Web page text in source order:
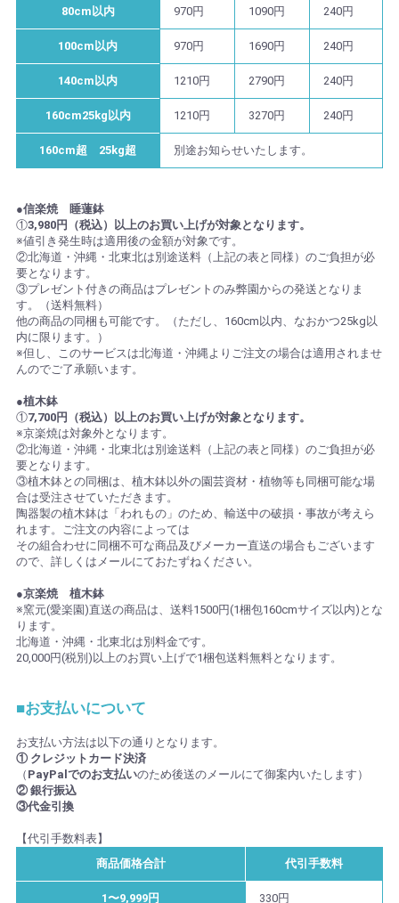
80cm以内 970円 1090円 240円
100cm以内 970円 1690円 240円
140cm以内 1210円 2790円 240円
160cm25kg以内 1210円 3270円 240円
160cm超 25kg超 別途お知らせいたします。
●信楽焼 睡蓮鉢
①3,980円（税込）以上のお買い上げが対象となります。
※値引き発生時は適用後の金額が対象です。
②北海道・沖縄・北東北は別途送料（上記の表と同様）のご負担が必
要となります。
③プレゼント付きの商品はプレゼントのみ弊園からの発送となりま
す。（送料無料）
他の商品の同梱も可能です。（ただし、160cm以内、なおかつ25kg以
内に限ります。）
※但し、このサービスは北海道・沖縄よりご注文の場合は適用されませ
んのでご了承願います。
●植木鉢
①7,700円（税込）以上のお買い上げが対象となります。
※京楽焼は対象外となります。
②北海道・沖縄・北東北は別途送料（上記の表と同様）のご負担が必
要となります。
③植木鉢との同梱は、植木鉢以外の園芸資材・植物等も同梱可能な場
合は受注させていただきます。
陶器製の植木鉢は「われもの」のため、輸送中の破損・事故が考えら
れます。ご注文の内容によっては
その組合わせに同梱不可な商品及びメーカー直送の場合もございます
ので、詳しくはメールにておたずねください。
●京楽焼 植木鉢
※窯元(愛楽園)直送の商品は、送料1500円(1梱包160cmサイズ以内)とな
ります。
北海道・沖縄・北東北は別料金です。
20,000円(税別)以上のお買い上げで1梱包送料無料となります。
■お支払いについて
お支払い方法は以下の通りとなります。
① クレジットカード決済
（ PayPalでのお支払いのため後送のメールにて御案内いたします）
② 銀行振込
③代金引換
【代引手数料表】
商品価格合計
代引手数料
1〜9,999円 330円